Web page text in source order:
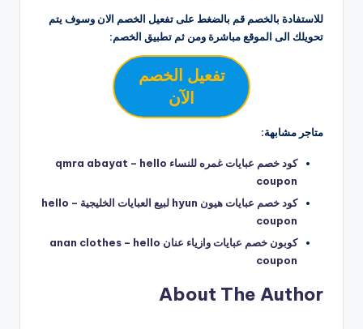
للاستفادة بالخصم قم بالضغط على تفعيل الخصم الان وسوف يتم
تحويلك الى الموقع مباشرة ومن ثم تطبيق الخصم:
تفعيل الخصم
الآن
متاجر مشابهة:
كود خصم عبايات غمره للنساء qmra abayat – hello
coupon
كود خصم عبايات هيون hyun لبيع العبايات الخليجية – hello
coupon
كوبون خصم عبايات وازياء عنان anan clothes – hello
coupon
About The Author